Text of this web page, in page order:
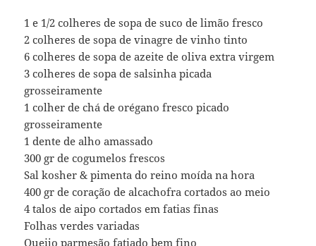
1 e 1/2 colheres de sopa de suco de limão fresco
2 colheres de sopa de vinagre de vinho tinto
6 colheres de sopa de azeite de oliva extra virgem
3 colheres de sopa de salsinha picada
grosseiramente
1 colher de chá de orégano fresco picado
grosseiramente
1 dente de alho amassado
300 gr de cogumelos frescos
Sal kosher & pimenta do reino moída na hora
400 gr de coração de alcachofra cortados ao meio
4 talos de aipo cortados em fatias finas
Folhas verdes variadas
Queijo parmesão fatiado bem fino